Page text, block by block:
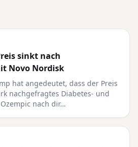
sinkt nach
Novo Nordisk
hat angedeutet, dass der Preis
nachgefragtes Diabetes- und
nach dir…